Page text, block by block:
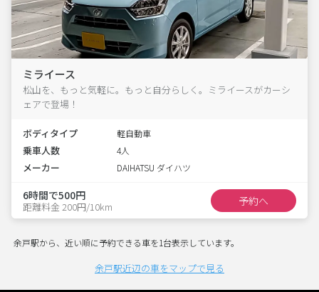
ミライース
松山を、もっと気軽に。もっと自分らしく。ミライースがカーシ
ェアで登場！
ボディタイプ 軽自動車
乗車人数 4人
メーカー DAIHATSU ダイハツ
6時間で500円
距離料金 200円/10km 予約へ
余戸駅から、近い順に予約できる車を1台表示しています。
余戸駅近辺の車をマップで見る